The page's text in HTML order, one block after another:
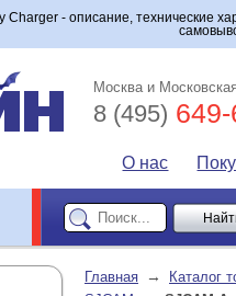
Charger - описание, технические
Москва и
8 (495)
О нас
Главная →
Каталог